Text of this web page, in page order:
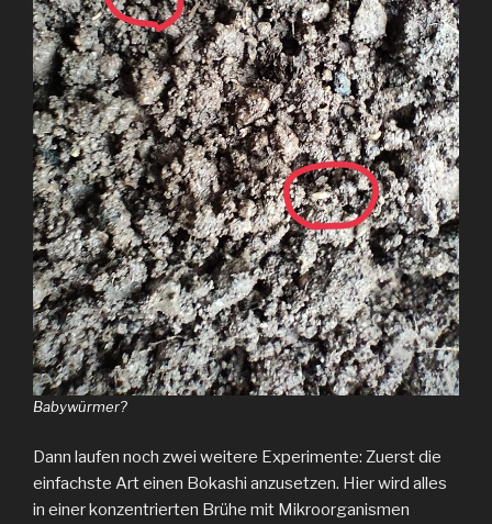
Babywürmer?
Dann laufen noch zwei weitere Experimente: Zuerst die
einfachste Art einen Bokashi anzusetzen. Hier wird alles
in einer konzentrierten Brühe mit Mikroorganismen